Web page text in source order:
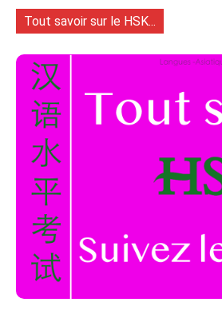
Tout savoir sur le HSK...